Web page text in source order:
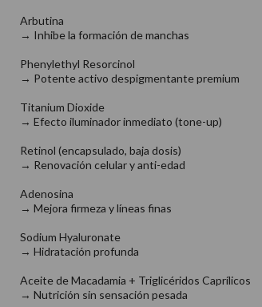
Arbutina
→ Inhibe la formación de manchas
Phenylethyl Resorcinol
→ Potente activo despigmentante premium
Titanium Dioxide
→ Efecto iluminador inmediato (tone-up)
Retinol (encapsulado, baja dosis)
→ Renovación celular y anti-edad
Adenosina
→ Mejora firmeza y líneas finas
Sodium Hyaluronate
→ Hidratación profunda
Aceite de Macadamia + Triglicéridos Caprílicos
→ Nutrición sin sensación pesada